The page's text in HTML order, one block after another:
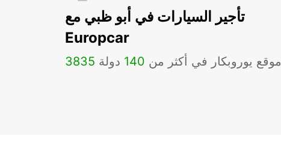
تأجير السيارات في أبو ظبي مع
Europcar
3835 موقع يوروبكار في أكثر من 140 دولة